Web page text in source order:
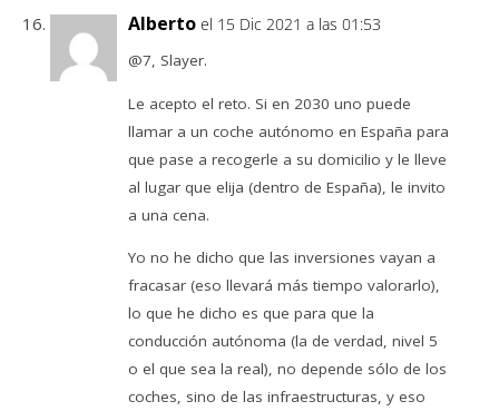
Alberto el 15 Dic 2021 a las 01:53
@7, Slayer.
Le acepto el reto. Si en 2030 uno puede
llamar a un coche autónomo en España para
que pase a recogerle a su domicilio y le lleve
al lugar que elija (dentro de España), le invito
a una cena.
Yo no he dicho que las inversiones vayan a
fracasar (eso llevará más tiempo valorarlo),
lo que he dicho es que para que la
conducción autónoma (la de verdad, nivel 5
o el que sea la real), no depende sólo de los
coches, sino de las infraestructuras, y eso